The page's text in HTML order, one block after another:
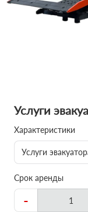
Услуги
Характеристики
Услуги
Срок аренды
-